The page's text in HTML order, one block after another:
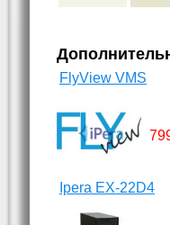
FlyView VMS
Ipera EX-22D4